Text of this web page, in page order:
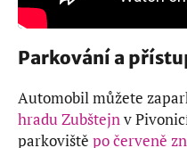
Parkování a
Automobil můžete
hradu Zubštejnv
parkoviště po červeně